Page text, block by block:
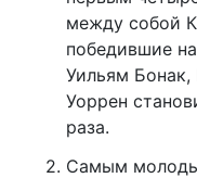
между собой
победившие
Уильям Бонак,
Уоррен
раза.
Самым